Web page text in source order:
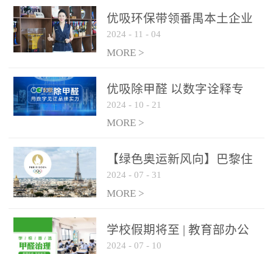
优吸环保带领番禺本​土企业
勇敢破局向“新”
2024 - 11 - 04
MORE >
优吸除甲醛 以数字诠释专
业，尽显除醛品牌实力！
2024 - 10 - 21
MORE >
【绿色奥运新风向】巴黎住
宿风波：优吸环保共建健康
绿色家居
2024 - 07 - 31
MORE >
学校假期将至 | 教育部办公
厅关于加强学校新建校舍室
2024 - 07 - 10